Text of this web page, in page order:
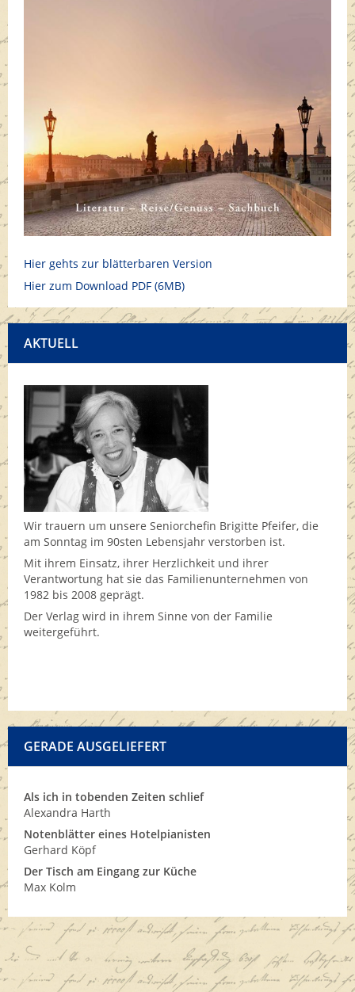
Hier gehts zur blätterbaren Version
Hier zum Download PDF (6MB)
AKTUELL
Wir trauern um unsere Seniorchefin Brigitte Pfeifer, die
am Sonntag im 90sten Lebensjahr verstorben ist.
Mit ihrem Einsatz, ihrer Herzlichkeit und ihrer
Verantwortung hat sie das Familienunternehmen von
1982 bis 2008 geprägt.
Der Verlag wird in ihrem Sinne von der Familie
weitergeführt.
GERADE AUSGELIEFERT
Als ich in tobenden Zeiten schlief
Alexandra Harth
Notenblätter eines Hotelpianisten
Gerhard Köpf
Der Tisch am Eingang zur Küche
Max Kolm